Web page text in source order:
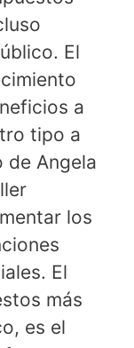
El
a
tipo a
de Angela
los
El
más
es el